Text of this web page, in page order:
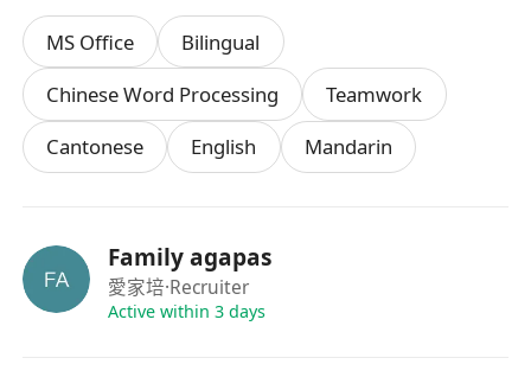
文憑或副學士或以上，並有1年在相關工作經驗
品格：刻盡己心、以愛服人
任期：一年(3個月試用期合格，會調整薪酬或被考
慮轉全職)
工作時數：每週工作21小時，三天工作，有需要時
週六或週日須工作。
(按每月返工時數比例計算)。
地區:屯門
MS Office
Bilingual
Chinese Word Processing
Teamwork
Cantonese
English Mandarin
Family agapas
愛家培·Recruiter
Active within 3 days